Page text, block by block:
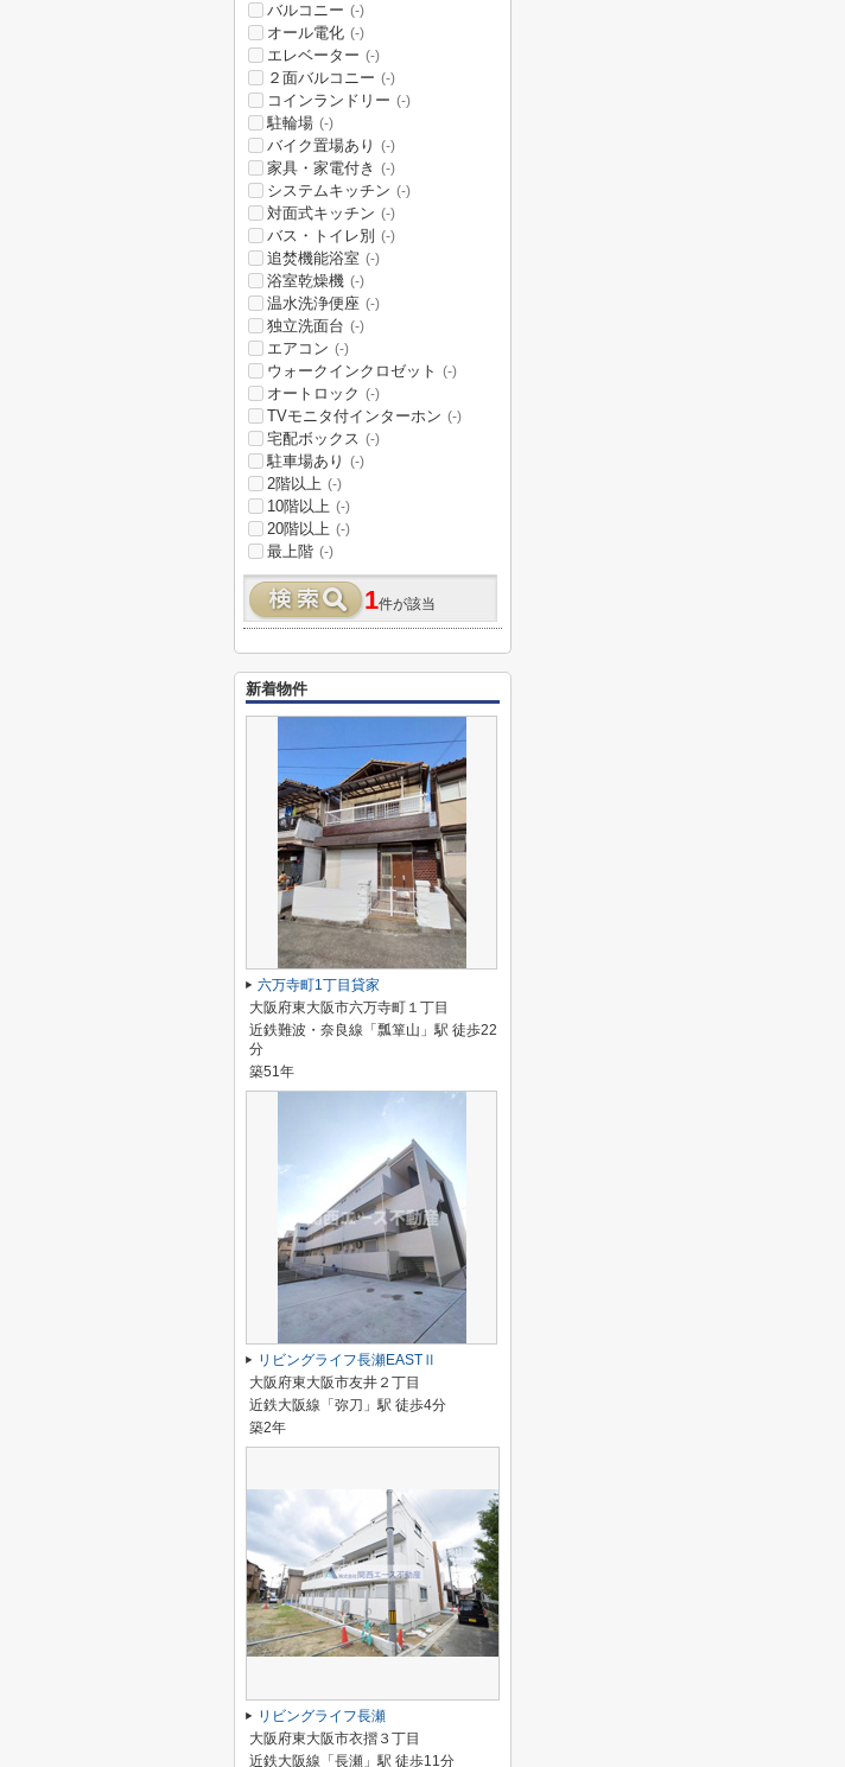
バルコニー (-)
オール電化 (-)
エレベーター (-)
２面バルコニー (-)
コインランドリー (-)
駐輪場 (-)
バイク置場あり (-)
家具・家電付き (-)
システムキッチン (-)
対面式キッチン (-)
バス・トイレ別 (-)
追焚機能浴室 (-)
浴室乾燥機 (-)
温水洗浄便座 (-)
独立洗面台 (-)
エアコン (-)
ウォークインクロゼット (-)
オートロック (-)
TVモニタ付インターホン (-)
宅配ボックス (-)
駐車場あり (-)
2階以上 (-)
10階以上 (-)
20階以上 (-)
最上階 (-)
1件が該当
新着物件
六万寺町1丁目貸家
大阪府東大阪市六万寺町１丁目
近鉄難波・奈良線「瓢箪山」駅 徒歩22
分
築51年
リビングライフ長瀬EASTⅡ
大阪府東大阪市友井２丁目
近鉄大阪線「弥刀」駅 徒歩4分
築2年
リビングライフ長瀬
大阪府東大阪市衣摺３丁目
近鉄大阪線「長瀬」駅 徒歩11分